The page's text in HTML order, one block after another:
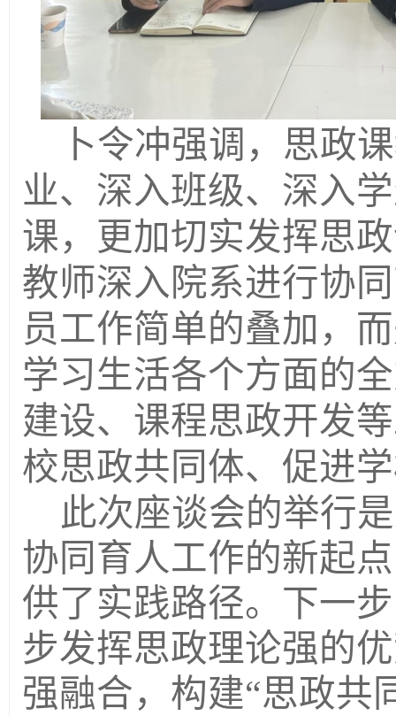
卜令冲强调，思政
业、深入班级、深入
课，更加切实发挥思
教师深入院系进行协
员工作简单的叠加，
学习生活各个方面的
建设、课程思政开发
校思政共同体、促进
此次座谈会的举行
协同育人工作的新起
供了实践路径。下一
步发挥思政理论强的
强融合，构建“思政共